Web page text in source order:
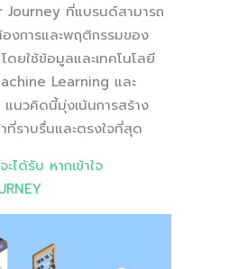
Journey ที่แบรนด์สามารถ
งการและพฤติกรรมของ
ดยใช้ข้อมูลและเทคโนโลยี
Learning และ
นวคิดนี้มุ่งเน้นการสร้าง
ราบรื่นและตรงใจที่สุด
ได้รับ หากเข้าใจ